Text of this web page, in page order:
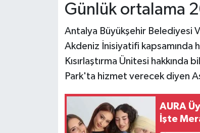
Günlük ortalama
Antalya Büyükşehir Belediyesi
Akdeniz İnisiyatifi kapsamında
Kısırlaştırma Ünitesi
Park'ta hizmet verecek diyen
AURA
İşte